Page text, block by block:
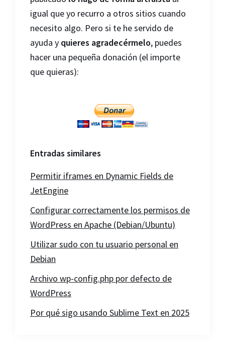
igual que yo recurro a otros sitios cuando
necesito algo. Pero si te he servido de
ayuda y quieres agradecérmelo, puedes
hacer una pequeña donación (el importe
que quieras):
Entradas similares
Permitir iframes en Dynamic Fields de
JetEngine
Configurar correctamente los permisos de
WordPress en Apache (Debian/Ubuntu)
Utilizar sudo con tu usuario personal en
Debian
Archivo wp-config.php por defecto de
WordPress
Por qué sigo usando Sublime Text en 2025